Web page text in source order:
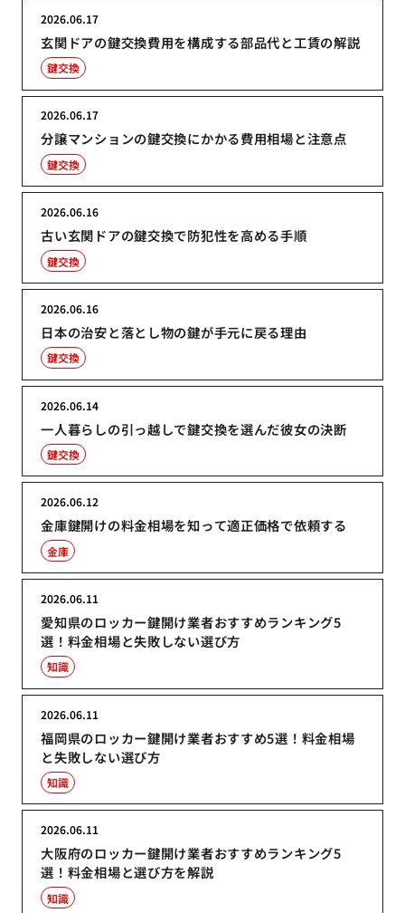
玄関ドアの鍵交換費用を構成する部品代と工賃の解説
2026.06.17
鍵交換
分譲マンションの鍵交換にかかる費用相場と注意点
2026.06.17
鍵交換
古い玄関ドアの鍵交換で防犯性を高める手順
2026.06.16
鍵交換
日本の治安と落とし物の鍵が手元に戻る理由
2026.06.16
鍵交換
一人暮らしの引っ越しで鍵交換を選んだ彼女の決断
2026.06.14
鍵交換
金庫鍵開けの料金相場を知って適正価格で依頼する
2026.06.12
金庫
愛知県のロッカー鍵開け業者おすすめランキング5
選！料金相場と失敗しない選び方
2026.06.11
知識
福岡県のロッカー鍵開け業者おすすめ5選！料金相場
と失敗しない選び方
2026.06.11
知識
大阪府のロッカー鍵開け業者おすすめランキング5
選！料金相場と選び方を解説
2026.06.11
知識